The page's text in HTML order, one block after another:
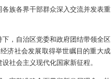
族各界干部群众深入交流并发表重
，自治区党委和政府团结带领全区
济社会发展取得举世瞩目的重大成
社会主义现代化国家新征程。